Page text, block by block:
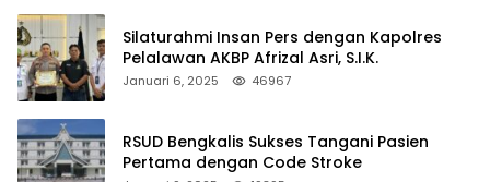
Silaturahmi Insan Pers dengan Kapolres
Pelalawan AKBP Afrizal Asri, S.I.K.
Januari 6, 2025 46967
RSUD Bengkalis Sukses Tangani Pasien
Pertama dengan Code Stroke